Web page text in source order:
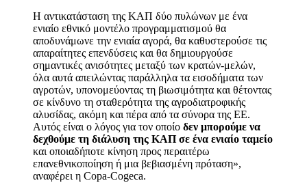
Η αντικατάσταση της ΚΑΠ δύο πυλώνων με ένα
ενιαίο εθνικό μοντέλο προγραμματισμού θα
αποδυνάμωνε την ενιαία αγορά, θα καθυστερούσε τις
απαραίτητες επενδύσεις και θα δημιουργούσε
σημαντικές ανισότητες μεταξύ των κρατών-μελών,
όλα αυτά απειλώντας παράλληλα τα εισοδήματα των
αγροτών, υπονομεύοντας τη βιωσιμότητα και θέτοντας
σε κίνδυνο τη σταθερότητα της αγροδιατροφικής
αλυσίδας, ακόμη και πέρα από τα σύνορα της ΕΕ.
Αυτός είναι ο λόγος για τον οποίο δεν μπορούμε να
δεχθούμε τη διάλυση της ΚΑΠ σε ένα ενιαίο ταμείο
και οποιαδήποτε κίνηση προς περαιτέρω
επανεθνικοποίηση ή μια βεβιασμένη πρόταση»,
αναφέρει η Copa-Cogeca.